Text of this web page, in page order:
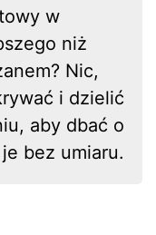
w
niż
Nic,
i dzielić
aby dbać o
bez umiaru.